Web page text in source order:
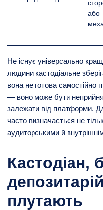
або
Не існує універсально
людини кастодіальне
вона не готова
— воно може бути
залежати від платформи.
часто визначається не
аудиторськими й
Кастодіан,
плутають